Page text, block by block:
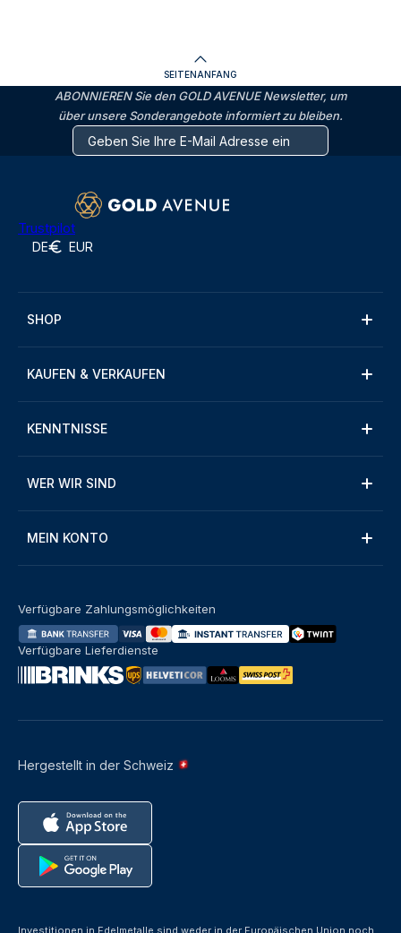
SEITENANFANG
ABONNIEREN Sie den GOLD AVENUE Newsletter, um
über unsere Sonderangebote informiert zu bleiben.
Trustpilot
DE EUR
SHOP
KAUFEN & VERKAUFEN
KENNTNISSE
WER WIR SIND
MEIN KONTO
Hergestellt in der Schweiz
Verfügbare Zahlungsmöglichkeiten
Verfügbare Lieferdienste
Investitionen in Edelmetalle sind weder in der Europäischen Union noch